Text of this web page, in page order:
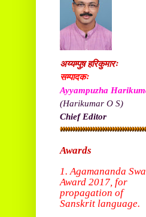
अय्यम्पुष़ हरिकुमारः
सम्पादकः
Ayyampuzha
(Harikumar O S)
Chief Editor
Awards
1. Agamananda
Award 2017, for
propagation of
Sanskrit language.